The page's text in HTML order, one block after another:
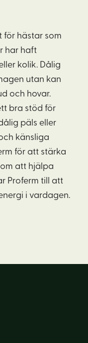
för hästar som
har haft
kolik. Dålig
utan kan
och hovar.
bra stöd för
päls eller
känsliga
för att stärka
att hjälpa
Proferm till att
i vardagen.